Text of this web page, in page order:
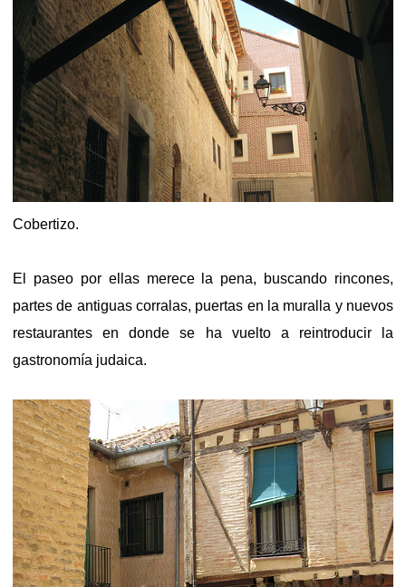
Cobertizo.
El paseo por ellas merece la pena, buscando rincones,
partes de antiguas corralas, puertas en la muralla y nuevos
restaurantes en donde se ha vuelto a reintroducir la
gastronomía judaica.